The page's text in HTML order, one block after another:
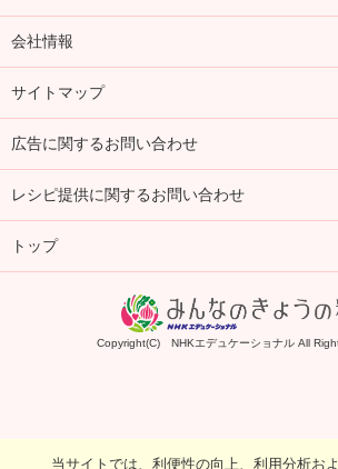
会社情報
サイトマップ
広告に関するお問い合わせ
レシピ提供に関するお問い合わせ
トップ
Copyright(C) NHKエデュケーショナル All
当サイトでは、利便性の向上、利用分析お